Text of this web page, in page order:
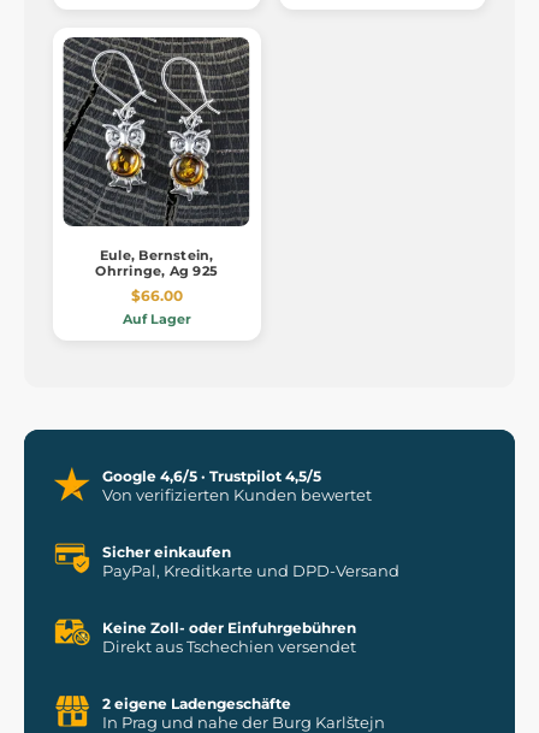
Eule, Bernstein,
Ohrringe, Ag 925
$66.00
Auf Lager
Google 4,6/5 · Trustpilot 4,5/5
Von verifizierten Kunden bewertet
Sicher einkaufen
PayPal, Kreditkarte und DPD-Versand
Keine Zoll- oder Einfuhrgebühren
Direkt aus Tschechien versendet
2 eigene Ladengeschäfte
In Prag und nahe der Burg Karlštejn